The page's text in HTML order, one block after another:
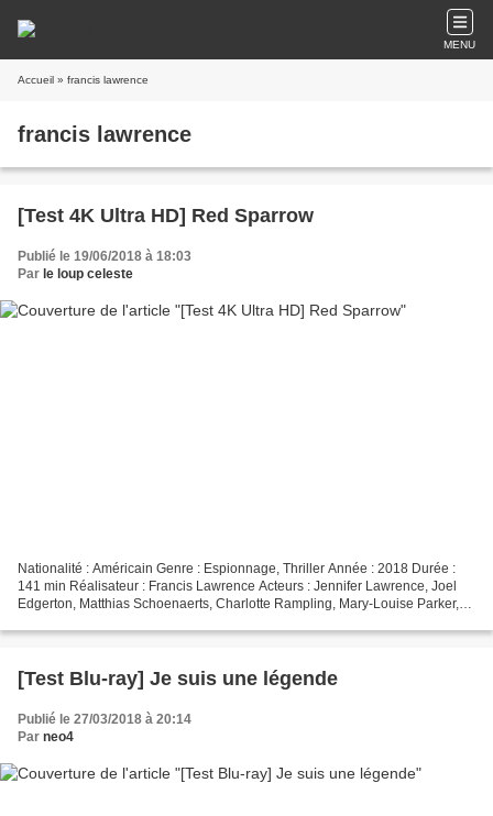
MENU
Accueil » francis lawrence
francis lawrence
[Test 4K Ultra HD] Red Sparrow
Publié le 19/06/2018 à 18:03
Par le loup celeste
Nationalité : Américain Genre : Espionnage, Thriller Année : 2018 Durée :
141 min Réalisateur : Francis Lawrence Acteurs : Jennifer Lawrence, Joel
Edgerton, Matthias Schoenaerts, Charlotte Rampling, Mary-Louise Parker,
[Test Blu-ray] Je suis une légende
Publié le 27/03/2018 à 20:14
Par neo4